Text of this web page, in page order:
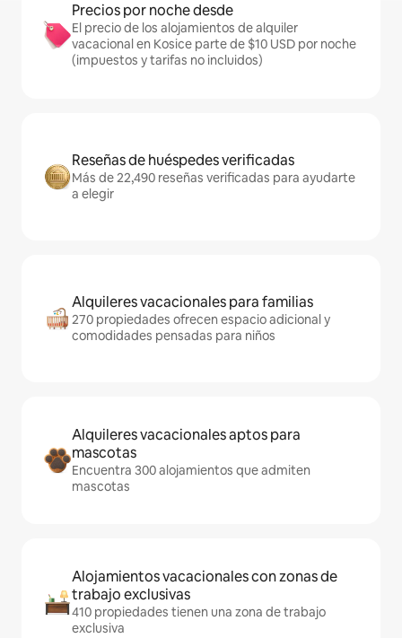
Precios por noche desde
El precio de los alojamientos de alquiler
vacacional en Kosice parte de $10 USD por noche
(impuestos y tarifas no incluidos)
Reseñas de huéspedes verificadas
Más de 22,490 reseñas verificadas para ayudarte
a elegir
Alquileres vacacionales para familias
270 propiedades ofrecen espacio adicional y
comodidades pensadas para niños
Alquileres vacacionales aptos para
mascotas
Encuentra 300 alojamientos que admiten
mascotas
Alojamientos vacacionales con zonas de
trabajo exclusivas
410 propiedades tienen una zona de trabajo
exclusiva